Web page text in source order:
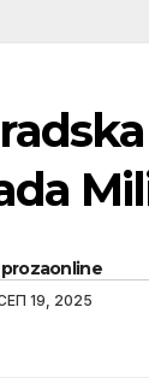
prozaonline
19, 2025